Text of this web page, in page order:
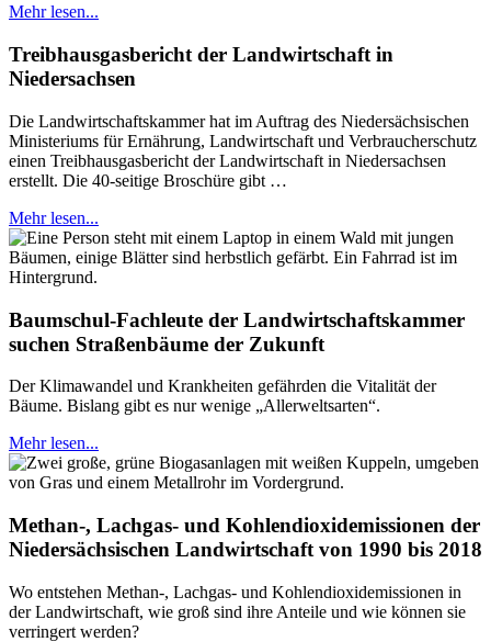
Mehr lesen...
Treibhausgasbericht der Landwirtschaft in
Niedersachsen
Die Landwirtschaftskammer hat im Auftrag des Niedersächsischen
Ministeriums für Ernährung, Landwirtschaft und Verbraucherschutz
einen Treibhausgasbericht der Landwirtschaft in Niedersachsen
erstellt. Die 40-seitige Broschüre gibt …
Mehr lesen...
Baumschul-Fachleute der Landwirtschaftskammer
suchen Straßenbäume der Zukunft
Der Klimawandel und Krankheiten gefährden die Vitalität der
Bäume. Bislang gibt es nur wenige „Allerweltsarten“.
Mehr lesen...
Methan-, Lachgas- und Kohlendioxidemissionen der
Niedersächsischen Landwirtschaft von 1990 bis 2018
Wo entstehen Methan-, Lachgas- und Kohlendioxidemissionen in
der Landwirtschaft, wie groß sind ihre Anteile und wie können sie
verringert werden?